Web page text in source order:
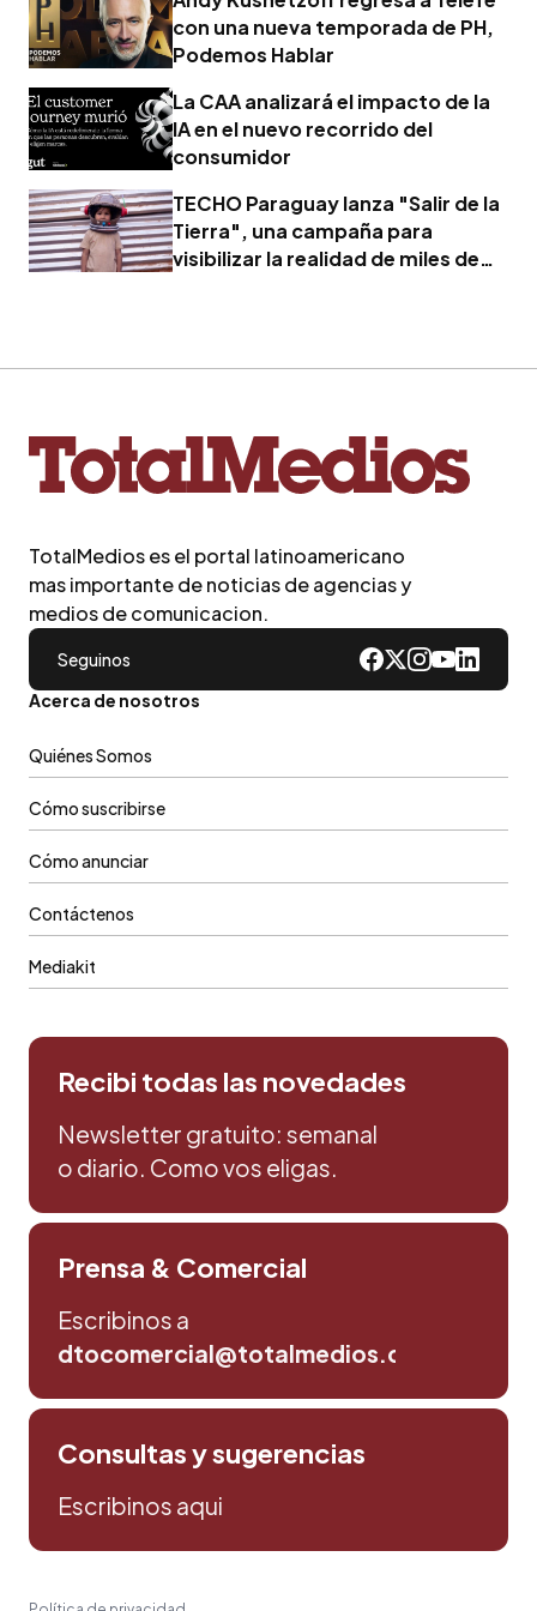
con una nueva temporada de PH,
Podemos Hablar
La CAA analizará el impacto de la
IA en el nuevo recorrido del
consumidor
TECHO Paraguay lanza "Salir de la
Tierra", una campaña para
visibilizar la realidad de miles de
TotalMedios es el portal latinoamericano
mas importante de noticias de agencias y
medios de comunicacion.
Seguinos
Acerca de nosotros
Quiénes Somos
Cómo suscribirse
Cómo anunciar
Contáctenos
Mediakit
Recibi todas las novedades
Newsletter gratuito: semanal
o diario. Como vos eligas.
Prensa & Comercial
Escribinos a
dtocomercial@totalmedios.com
Consultas y sugerencias
Escribinos aqui